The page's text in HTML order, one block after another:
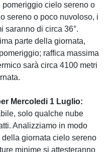
cielo sereno o
sereno o poco nuvoloso, i
saranno di circa 36°.
parte della giornata,
raffica massima
sarà circa 4100 metri
Mercoledi 1 Luglio:
solo qualche nube
Analizziamo in modo
giornata cielo sereno
minime si attesteranno